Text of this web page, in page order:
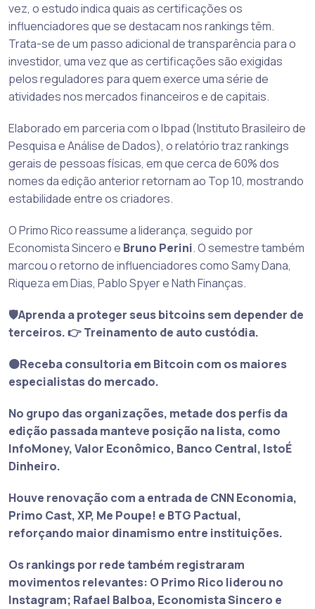
vez, o estudo indica quais as certificações os
influenciadores que se destacam nos rankings têm.
Trata-se de um passo adicional de transparência para o
investidor, uma vez que as certificações são exigidas
pelos reguladores para quem exerce uma série de
atividades nos mercados financeiros e de capitais.
Elaborado em parceria com o Ibpad (Instituto Brasileiro de
Pesquisa e Análise de Dados), o relatório traz rankings
gerais de pessoas físicas, em que cerca de 60% dos
nomes da edição anterior retornam ao Top 10, mostrando
estabilidade entre os criadores.
O Primo Rico reassume a liderança, seguido por
Economista Sincero e Bruno Perini. O semestre também
marcou o retorno de influenciadores como Samy Dana,
Riqueza em Dias, Pablo Spyer e Nath Finanças.
🛡️Aprenda a proteger seus bitcoins sem depender de
terceiros. 👉 Treinamento de auto custódia.
🟠Receba consultoria em Bitcoin com os maiores
especialistas do mercado.
No grupo das organizações, metade dos perfis da
edição passada manteve posição na lista, como
InfoMoney, Valor Econômico, Banco Central, IstoÉ
Dinheiro.
Houve renovação com a entrada de CNN Economia,
Primo Cast, XP, Me Poupe! e BTG Pactual,
reforçando maior dinamismo entre instituições.
Os rankings por rede também registraram
movimentos relevantes: OPrimo Rico liderou no
Instagram; Rafael Balboa, Economista Sincero e